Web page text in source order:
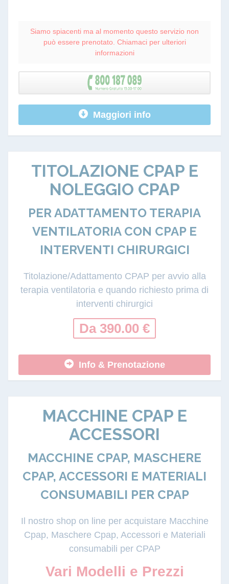
Siamo spiacenti ma al momento questo servizio non
può essere prenotato. Chiamaci per ulteriori
informazioni
Maggiori info
TITOLAZIONE CPAP E
NOLEGGIO CPAP
PER ADATTAMENTO TERAPIA
VENTILATORIA CON CPAP E
INTERVENTI CHIRURGICI
Titolazione/Adattamento CPAP per avvio alla
terapia ventilatoria e quando richiesto prima di
interventi chirurgici
Da 390.00 €
Info & Prenotazione
MACCHINE CPAP E
ACCESSORI
MACCHINE CPAP, MASCHERE
CPAP, ACCESSORI E MATERIALI
CONSUMABILI PER CPAP
Il nostro shop on line per acquistare Macchine
Cpap, Maschere Cpap, Accessori e Materiali
consumabili per CPAP
Vari Modelli e Prezzi